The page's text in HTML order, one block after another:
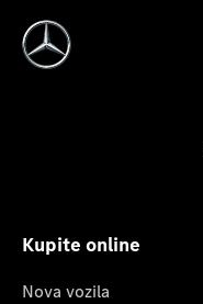
Kupite online
Nova vozila